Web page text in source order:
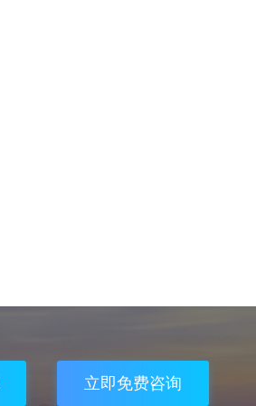
立即免费咨询